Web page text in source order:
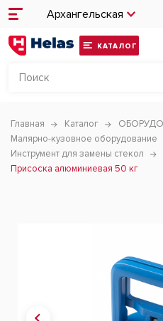
Архангельская
КАТАЛОГ
Главная Каталог
Малярно-кузовное оборудование
Инструмент для замены стекол
Присоска алюминиевая 50 кг